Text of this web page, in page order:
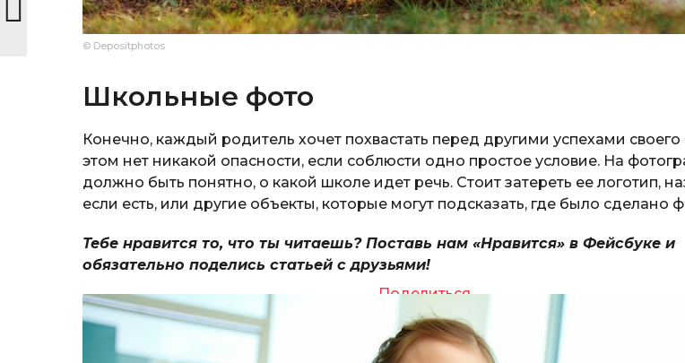
© Depositphotos
Школьные фото
Конечно, каждый родитель хочет похвастать перед другими успехами своего
этом нет никакой опасности, если соблюсти одно простое условие. На
должно быть понятно, о какой школе идет речь. Стоит затереть ее логотип,
если есть, или другие объекты, которые могут подсказать, где было сделано
Тебе нравится то, что ты читаешь? Поставь нам «Нравится» в Фейсбуке и
обязательно поделись статьей с друзьями!
Поделиться